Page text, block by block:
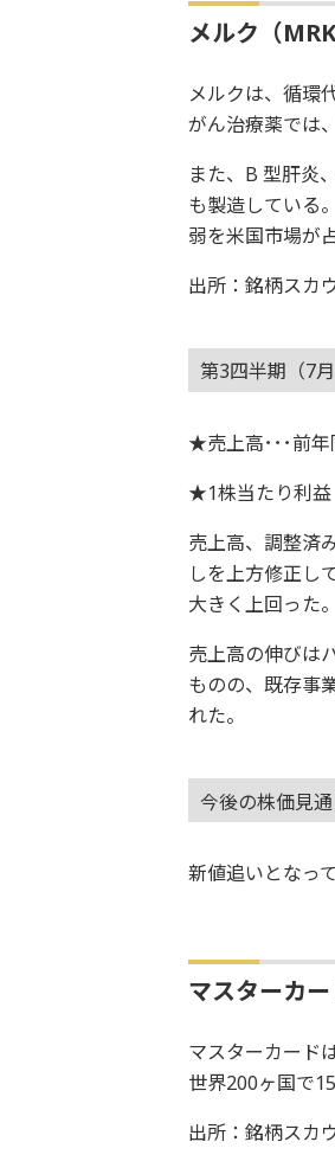
メルク（
メルクは、循環
がん治療薬では
また、B 型肝炎
も製造している
弱を米国市場が
出所：銘柄スカ
第3四半期（7
★売上高･･･前年
★1株当たり利益
売上高、調整済
しを上方修正し
大きく上回った
売上高の伸びは
ものの、既存事
れた。
今後の株価見
新値追いとなっ
マスターカ
マスターカード
世界200ヶ国で
出所：銘柄スカ